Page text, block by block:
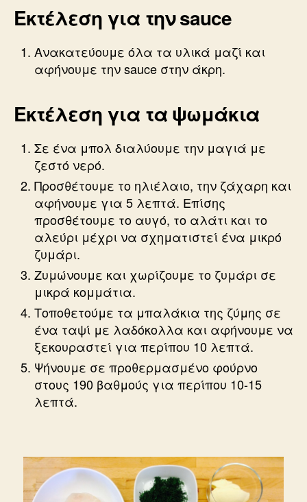
Εκτέλεση για την sauce
Ανακατεύουμε όλα τα υλικά μαζί και
αφήνουμε την sauce στην άκρη.
Εκτέλεση για τα ψωμάκια
Σε ένα μπολ διαλύουμε την μαγιά με
ζεστό νερό.
Προσθέτουμε το ηλιέλαιο, την ζάχαρη και
αφήνουμε για 5 λεπτά. Επίσης
προσθέτουμε το αυγό, το αλάτι και το
αλεύρι μέχρι να σχηματιστεί ένα μικρό
ζυμάρι.
Ζυμώνουμε και χωρίζουμε το ζυμάρι σε
μικρά κομμάτια.
Τοποθετούμε τα μπαλάκια της ζύμης σε
ένα ταψί με λαδόκολλα και αφήνουμε να
ξεκουραστεί για περίπου 10 λεπτά.
Ψήνουμε σε προθερμασμένο φούρνο
στους 190 βαθμούς για περίπου 10-15
λεπτά.